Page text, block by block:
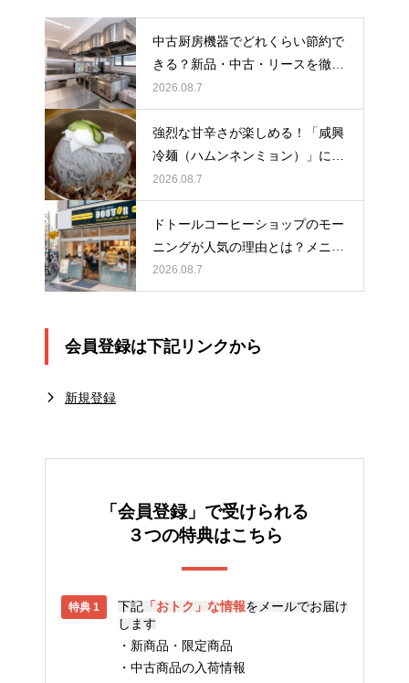
中古厨房機器でどれくらい節約で
きる？新品・中古・リースを徹底
比較！あなたに合った選び方を解
説
2026.08.7
強烈な甘辛さが楽しめる！「咸興
冷麺（ハムンネンミョン）」につ
いて解説！
2026.08.7
ドトールコーヒーショップのモー
ニングが人気の理由とは？メニュ
ーや時間、おすすめの楽しみ方を
紹介
2026.08.7
会員登録は下記リンクから
新規登録
「会員登録」で受けられる
３つの特典はこちら
下記 「おトク」な情報をメールでお届け
します
新商品・限定商品
中古商品の入荷情報